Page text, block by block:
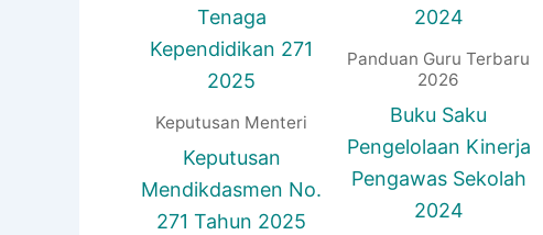
Keputusan Menteri
Keputusan
Mendikdasmen No.
271 Tahun 2025
Panduan Guru Terbaru
2026
Buku Saku
Pengelolaan Kinerja
Pengawas Sekolah
2024